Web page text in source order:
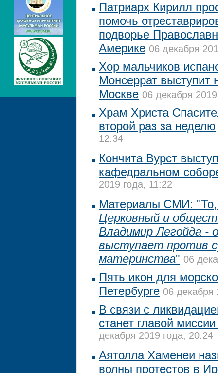
Патриарх Кирилл
помочь
подворье
Америке 06 декабря
Хор мальчиков
Монсеррат выступит
Москве 06 декабря
Храм Христа
второй раз за неделю
12:34
Кончита Вурст
кафедральном
2019 года, 11:22
Материалы СМИ: "То,
Церковный и
Владимир Легойда -
выступает против
материнства" 06
Пять икон для
Петербурге 06 декабря
В связи с
станет главой
декабря 2019 года, 20:24
Аятолла Хаменеи
волны протестов в